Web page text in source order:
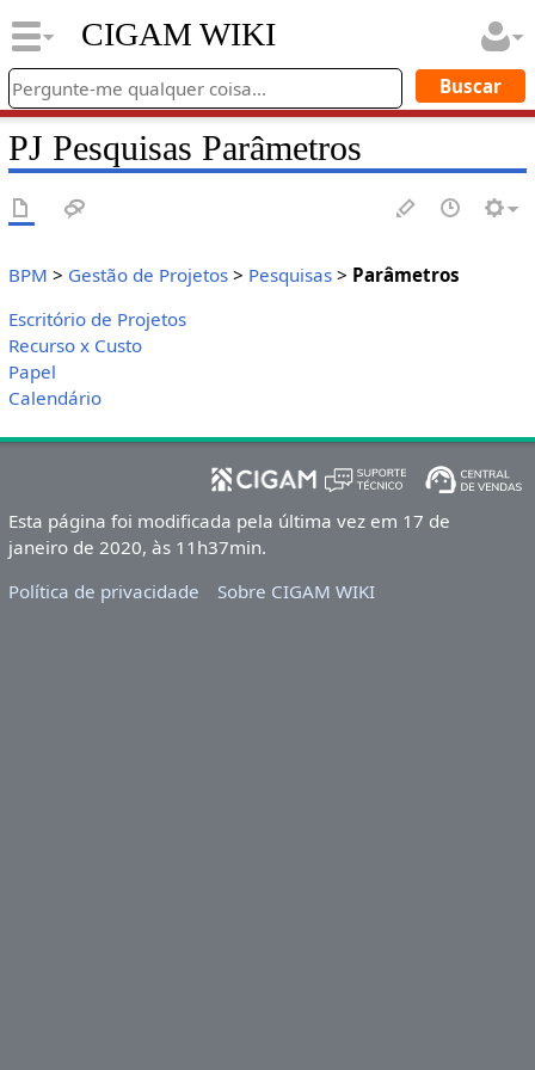
CIGAM WIKI
PJ Pesquisas Parâmetros
BPM > Gestão de Projetos> Pesquisas> Parâmetros
Escritório de Projetos
Recurso x Custo
Papel
Calendário
Esta página foi modificada pela última vez em 17 de
janeiro de 2020, às 11h37min.
Política de privacidade
Sobre CIGAM WIKI